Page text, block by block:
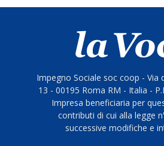
Impegno Sociale soc coop - Via
13 - 00195 Roma RM - Italia -
Impresa beneficiaria per
contributi di cui alla legge
successive modifiche e